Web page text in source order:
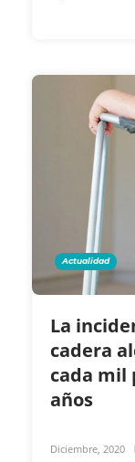
Actualidad
La
cadera
cada mil
años
Diciembre, 2020